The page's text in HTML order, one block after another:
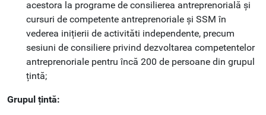
acestora la programe de consilierea antreprenorială și
cursuri de competente antreprenoriale și SSM în
vederea inițierii de activităti independente, precum
sesiuni de consiliere privind dezvoltarea competentelor
antreprenoriale pentru încă 200 de persoane din grupul
țintă;
Grupul țintă: